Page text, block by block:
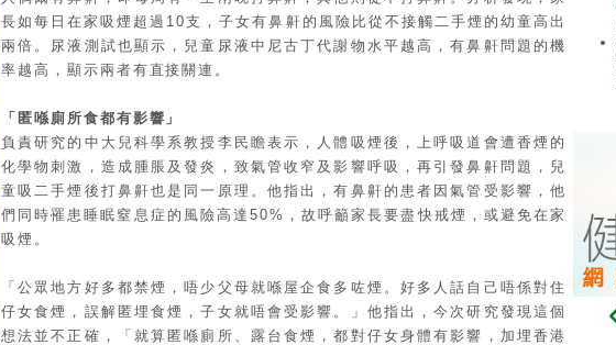
長如每日在家吸煙超過10支，子女有鼻鼾的風險比從不接觸二手煙的幼童高出
兩倍。尿液測試也顯示，兒童尿液中尼古丁代謝物水平越高，有鼻鼾問題的機
率越高，顯示兩者有直接關連。
「匿喺廁所食都有影響」
負責研究的中大兒科學系教授李民瞻表示，人體吸煙後，上呼吸道會遭香煙的
化學物刺激，造成腫脹及發炎，致氣管收窄及影響呼吸，再引發鼻鼾問題，兒
童吸二手煙後打鼻鼾也是同一原理。他指出，有鼻鼾的患者因氣管受影響，他
們同時罹患睡眠窒息症的風險高達50%，故呼籲家長要盡快戒煙，或避免在家
吸煙。
「公眾地方好多都禁煙，唔少父母就喺屋企食多咗煙。好多人話自己唔係對住
仔女食煙，誤解匿埋食煙，子女就唔會受影響。」他指出，今次研究發現這個
想法並不正確，「就算匿喺廁所、露台食煙，都對仔女身體有影響，加埋香港